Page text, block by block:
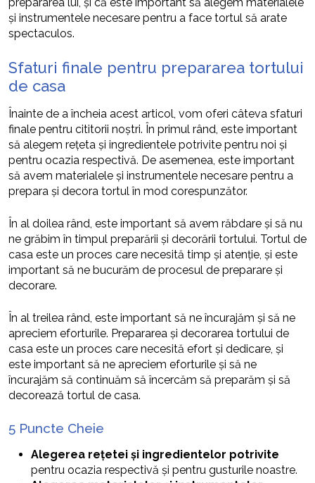
și instrumentele necesare pentru a face tortul să arate
spectaculos.
Sfaturi finale pentru prepararea tortului
de casa
Înainte de a încheia acest articol, vom oferi câteva sfaturi
finale pentru cititorii noștri. În primul rând, este important
să alegem rețeta și ingredientele potrivite pentru noi și
pentru ocazia respectivă. De asemenea, este important
să avem materialele și instrumentele necesare pentru a
prepara și decora tortul în mod corespunzător.
În al doilea rând, este important să avem răbdare și să nu
ne grăbim în timpul preparării și decorării tortului. Tortul de
casa este un proces care necesită timp și atenție, și este
important să ne bucurăm de procesul de preparare și
decorare.
În al treilea rând, este important să ne încurajăm și să ne
apreciem eforturile. Prepararea și decorarea tortului de
casa este un proces care necesită efort și dedicare, și
este important să ne apreciem eforturile și să ne
încurajăm să continuăm să încercăm să preparăm și să
decorează tortul de casa.
5 Puncte Cheie
Alegerea rețetei și ingredientelor potrivite
pentru ocazia respectivă și pentru gusturile noastre.